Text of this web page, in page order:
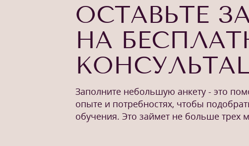
ОСТАВЬТЕ
НА
Заполните небольшую анкету - это
опыте и потребностях, чтобы
обучения. Это займет не больше трех